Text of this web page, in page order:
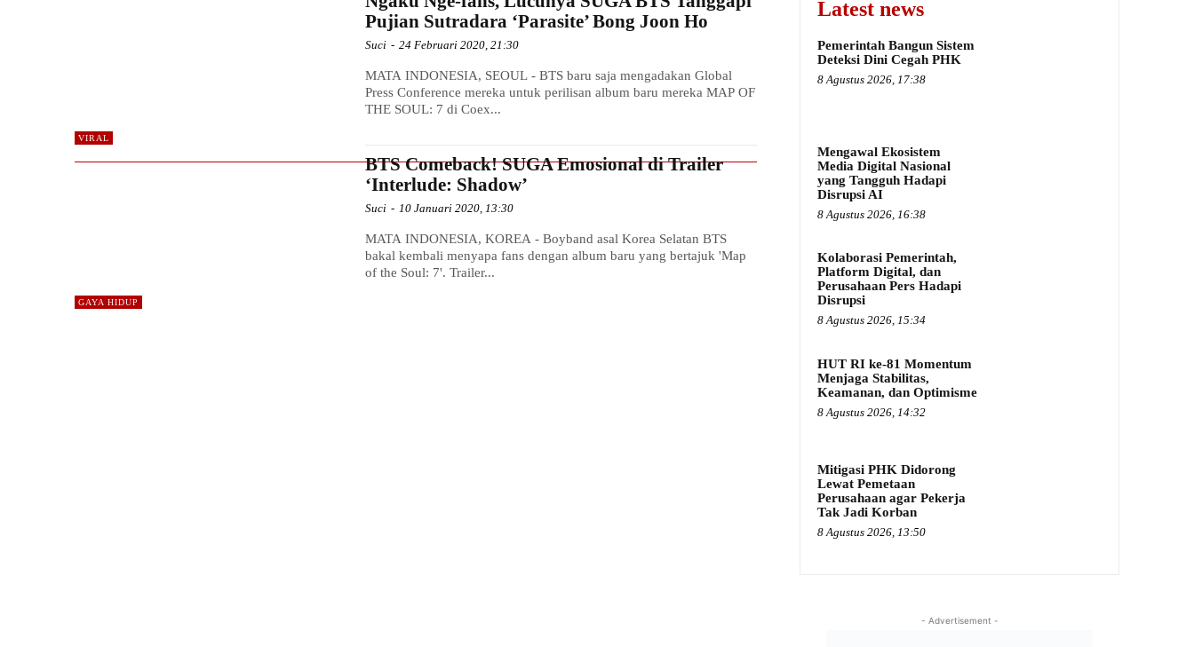
VIRAL
Pujian Sutradara ‘Parasite’ Bong Joon Ho
Suci - 24 Februari 2020, 21:30
MATA INDONESIA, SEOUL - BTS baru saja mengadakan Global
Press Conference mereka untuk perilisan album baru mereka MAP OF
THE SOUL: 7 di Coex...
GAYA HIDUP
BTS Comeback! SUGA Emosional di Trailer
‘Interlude: Shadow’
Suci - 10 Januari 2020, 13:30
MATA INDONESIA, KOREA - Boyband asal Korea Selatan BTS
bakal kembali menyapa fans dengan album baru yang bertajuk 'Map
of the Soul: 7'. Trailer...
Latest news
Pemerintah Bangun Sistem
Deteksi Dini Cegah PHK
8 Agustus 2026, 17:38
Mengawal Ekosistem
Media Digital Nasional
yang Tangguh Hadapi
Disrupsi AI
8 Agustus 2026, 16:38
Kolaborasi Pemerintah,
Platform Digital, dan
Perusahaan Pers Hadapi
Disrupsi
8 Agustus 2026, 15:34
HUT RI ke-81 Momentum
Menjaga Stabilitas,
Keamanan, dan Optimisme
8 Agustus 2026, 14:32
Mitigasi PHK Didorong
Lewat Pemetaan
Perusahaan agar Pekerja
Tak Jadi Korban
8 Agustus 2026, 13:50
- Advertisement -